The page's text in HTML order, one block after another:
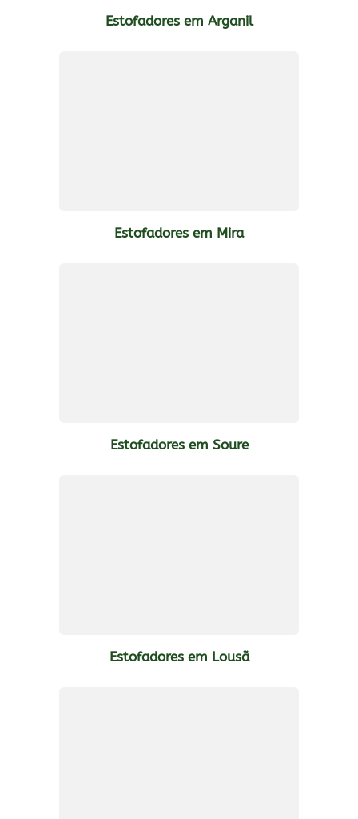
Estofadores em Arganil
Estofadores em Mira
Estofadores em Soure
Estofadores em Lousã